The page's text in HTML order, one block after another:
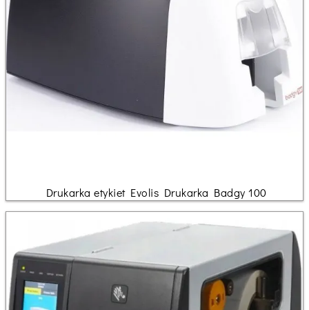
Drukarka etykiet Evolis Drukarka Badgy 100